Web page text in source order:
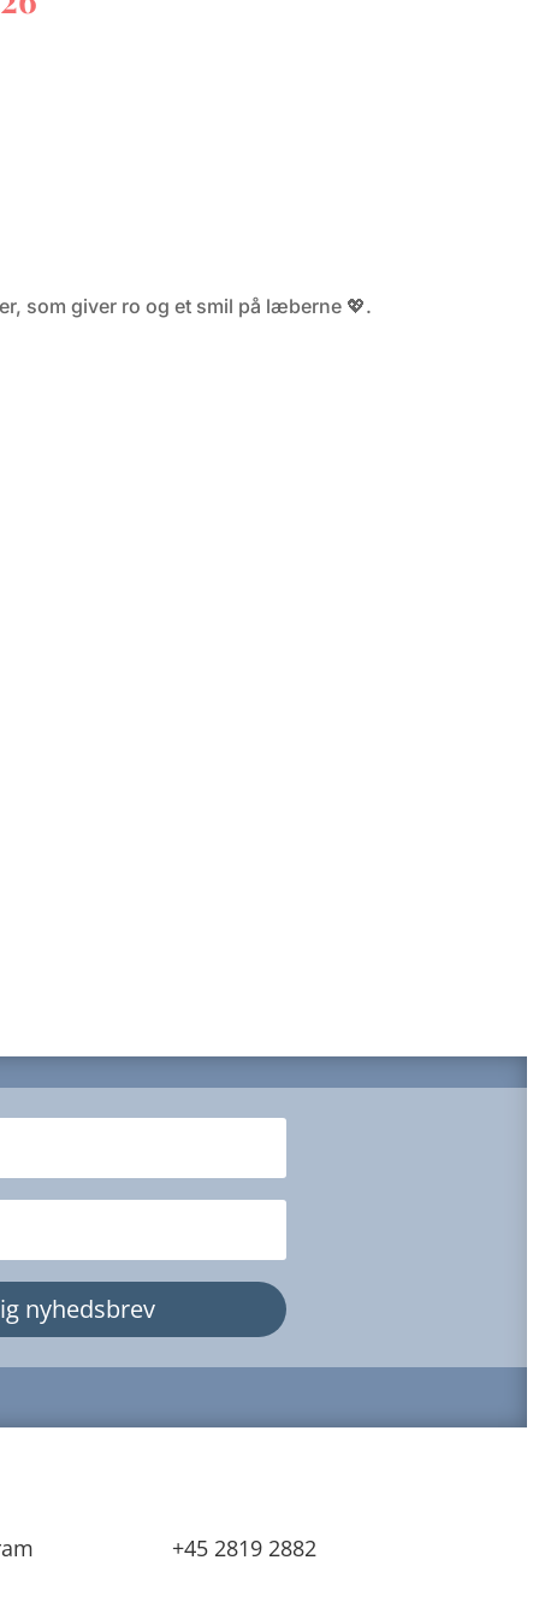
som giver ro og et smil på læberne 💖.
nyhedsbrev
+45 2819 2882